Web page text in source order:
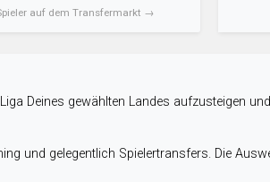
auf dem Transfermarkt →
Deines gewählten Landes aufzusteigen
und gelegentlich Spielertransfers. Die